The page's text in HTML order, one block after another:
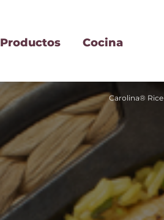
Productos Cocina
Carolina® Rice